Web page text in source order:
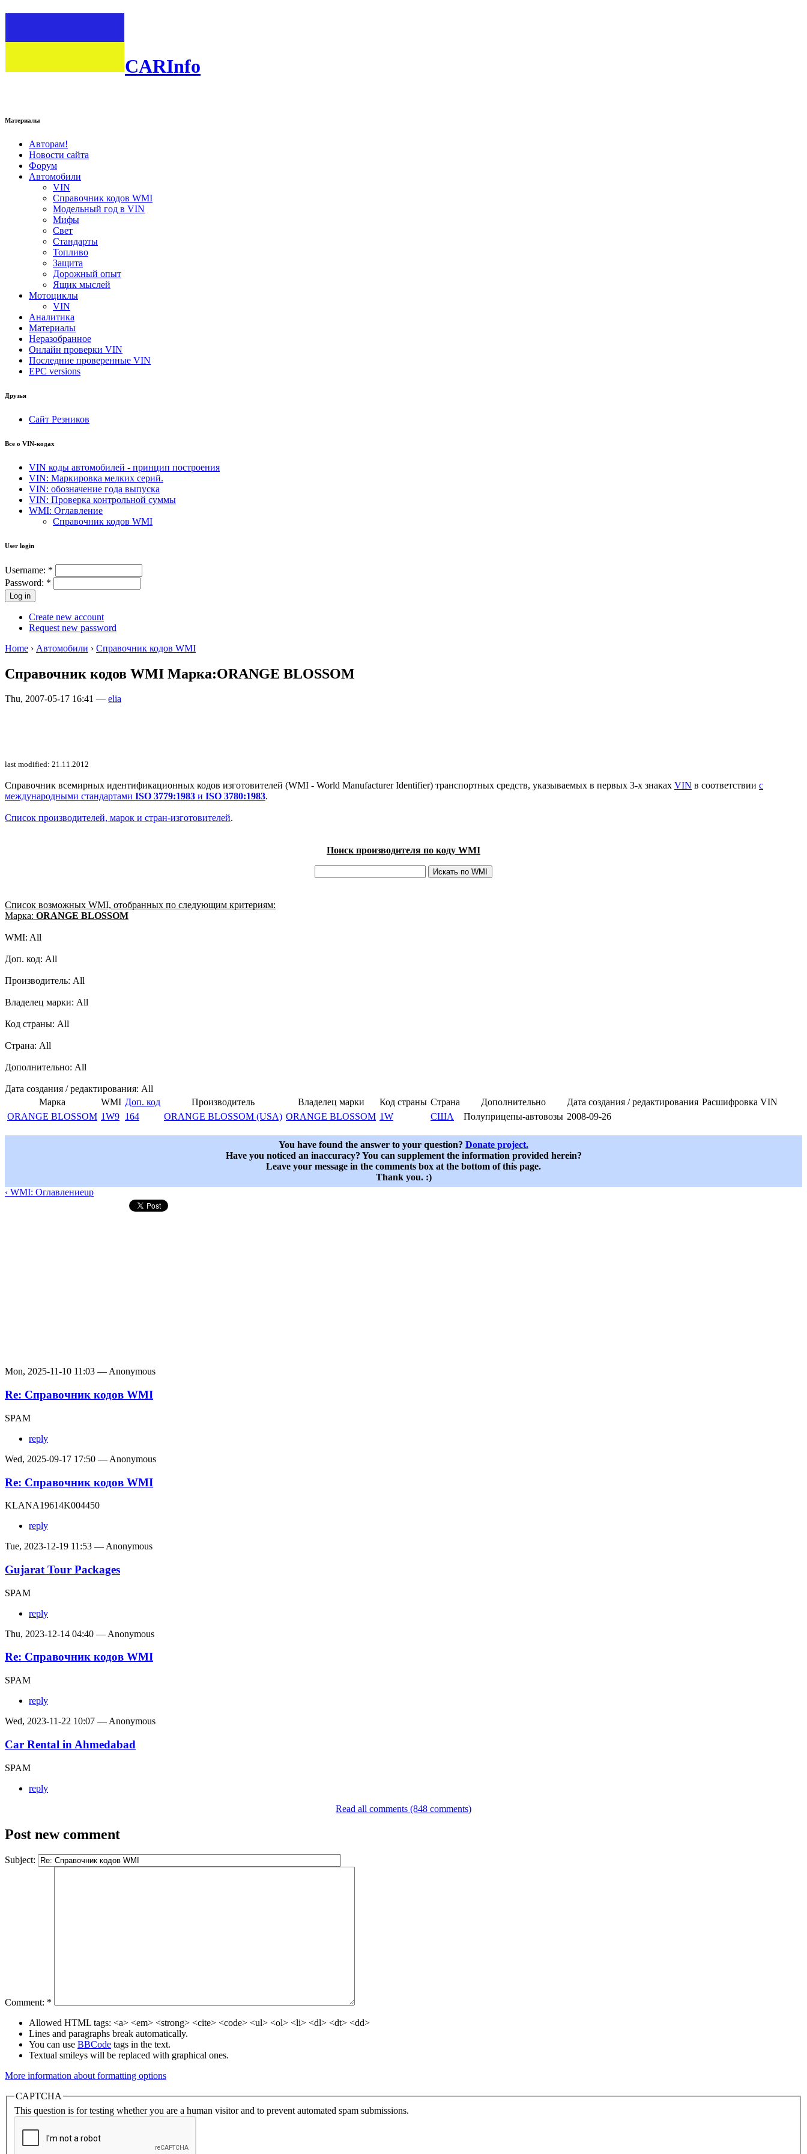
CARInfo
Материалы
Авторам!
Новости сайта
Форум
Автомобили
VIN
Справочник кодов WMI
Модельный год в VIN
Мифы
Свет
Стандарты
Топливо
Защита
Дорожный опыт
Ящик мыслей
Мотоциклы
VIN
Аналитика
Материалы
Неразобранное
Онлайн проверки VIN
Последние проверенные VIN
EPC versions
Друзья
Сайт Резников
Все о VIN-кодах
VIN коды автомобилей - принцип построения
VIN: Маркировка мелких серий.
VIN: обозначение года выпуска
VIN: Проверка контрольной суммы
WMI: Оглавление
Справочник кодов WMI
User login
Username: *
Password: *
Create new account
Request new password
Home › Автомобили › Справочник кодов WMI
Справочник кодов WMI Марка:ORANGE BLOSSOM
Thu, 2007-05-17 16:41 — elia
last modified: 21.11.2012
Справочник всемирных идентификационных кодов изготовителей (WMI - World Manufacturer Identifier) транспортных средств, указываемых в первых 3-х знаках VIN в соответствии с
международными стандартами ISO 3779:1983 и ISO 3780:1983.
Список производителей, марок и стран-изготовителей.
Поиск производителя по коду WMI
Список возможных WMI, отобранных по следующим критериям:
Марка: ORANGE BLOSSOM
WMI: All
Доп. код: All
Производитель: All
Владелец марки: All
Код страны: All
Страна: All
Дополнительно: All
Дата создания / редактирования: All
Марка
WMI Доп. код Производитель Владелец марки Код страны Страна Дополнительно Дата создания / редактирования Расшифровка VIN
ORANGE BLOSSOM 1W9 164 ORANGE BLOSSOM (USA) ORANGE BLOSSOM 1W США Полуприцепы-автовозы 2008-09-26
You have found the answer to your question? Donate project.
Have you noticed an inaccuracy? You can supplement the information provided herein?
Leave your message in the comments box at the bottom of this page.
Thank you. :)
‹ WMI: Оглавлениеup
Mon, 2025-11-10 11:03 — Anonymous
Re: Справочник кодов WMI
SPAM
reply
Wed, 2025-09-17 17:50 — Anonymous
Re: Справочник кодов WMI
KLANA19614K004450
reply
Tue, 2023-12-19 11:53 — Anonymous
Gujarat Tour Packages
SPAM
reply
Thu, 2023-12-14 04:40 — Anonymous
Re: Справочник кодов WMI
SPAM
reply
Wed, 2023-11-22 10:07 — Anonymous
Car Rental in Ahmedabad
SPAM
reply
Read all comments (848 comments)
Post new comment
Subject:
Comment: *
Allowed HTML tags: <a> <em> <strong> <cite> <code> <ul> <ol> <li> <dl> <dt> <dd>
Lines and paragraphs break automatically.
You can use BBCode tags in the text.
Textual smileys will be replaced with graphical ones.
More information about formatting options
CAPTCHA
This question is for testing whether you are a human visitor and to prevent automated spam submissions.